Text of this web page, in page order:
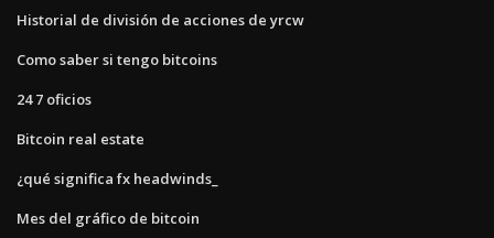
Historial de división de acciones de yrcw
Como saber si tengo bitcoins
24 7 oficios
Bitcoin real estate
¿qué significa fx headwinds_
Mes del gráfico de bitcoin